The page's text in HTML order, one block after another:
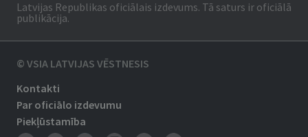
Latvijas Republikas oficiālais izdevums. Tā saturs ir oficiālā
publikācija.
© VSIA LATVIJAS VĒSTNESIS
Kontakti
Par oficiālo izdevumu
Piekļūstamība